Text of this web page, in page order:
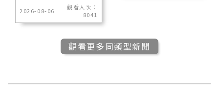
2026-08-06
觀看人次：
8041
觀看更多同類型新聞